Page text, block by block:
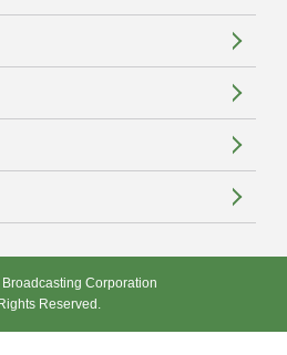
Corporation
Reserved.